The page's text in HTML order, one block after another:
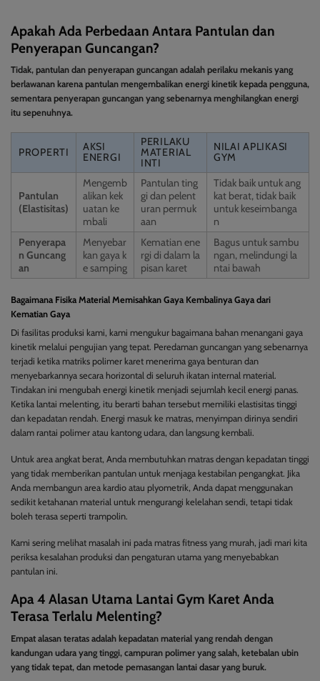
Apakah Ada Perbedaan Antara Pantulan dan
Penyerapan Guncangan?
Tidak, pantulan dan penyerapan guncangan adalah perilaku mekanis yang
berlawanan karena pantulan mengembalikan energi kinetik kepada pengguna,
sementara penyerapan guncangan yang sebenarnya menghilangkan energi
itu sepenuhnya.
PROPERTI
AKSI
ENERGI
PERILAKU
MATERIAL
INTI
NILAI APLIKASI
GYM
Pantulan
(Elastisitas)
Mengemb
alikan kek
uatan ke
mbali
Pantulan ting
gi dan pelent
uran permuk
aan
Tidak baik untuk ang
kat berat, tidak baik
untuk keseimbanga
n
Penyerapa
n Guncang
an
Menyebar
kan gaya k
e samping
Kematian ene
rgi di dalam la
pisan karet
Bagus untuk sambu
ngan, melindungi la
ntai bawah
Bagaimana Fisika Material Memisahkan Gaya Kembalinya Gaya dari
Kematian Gaya
Di fasilitas produksi kami, kami mengukur bagaimana bahan menangani gaya
kinetik melalui pengujian yang tepat. Peredaman guncangan yang sebenarnya
terjadi ketika matriks polimer karet menerima gaya benturan dan
menyebarkannya secara horizontal di seluruh ikatan internal material.
Tindakan ini mengubah energi kinetik menjadi sejumlah kecil energi panas.
Ketika lantai melenting, itu berarti bahan tersebut memiliki elastisitas tinggi
dan kepadatan rendah. Energi masuk ke matras, menyimpan dirinya sendiri
dalam rantai polimer atau kantong udara, dan langsung kembali.
Untuk area angkat berat, Anda membutuhkan matras dengan kepadatan tinggi
yang tidak memberikan pantulan untuk menjaga kestabilan pengangkat. Jika
Anda membangun area kardio atau plyometrik, Anda dapat menggunakan
sedikit ketahanan material untuk mengurangi kelelahan sendi, tetapi tidak
boleh terasa seperti trampolin.
Kami sering melihat masalah ini pada matras fitness yang murah, jadi mari kita
periksa kesalahan produksi dan pengaturan utama yang menyebabkan
pantulan ini.
Apa 4 Alasan Utama Lantai Gym Karet Anda
Terasa Terlalu Melenting?
Empat alasan teratas adalah kepadatan material yang rendah dengan
kandungan udara yang tinggi, campuran polimer yang salah, ketebalan ubin
yang tidak tepat, dan metode pemasangan lantai dasar yang buruk.